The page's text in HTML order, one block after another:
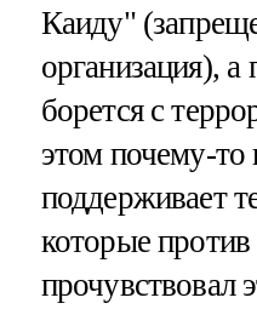
Каиду"
организация),
борется с
этом почему-то
поддерживает
которые
прочувствовал